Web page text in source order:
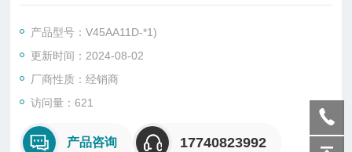
• 多种附件
• 双阀芯技术
– V44 长寿命无夹套金
属密封阀芯及套筒
• 在线更换
产品型号：V45AA11D-*1)
更新时间：2024-08-02
厂商性质：经销商
访问量：621
产品咨询 17740823992